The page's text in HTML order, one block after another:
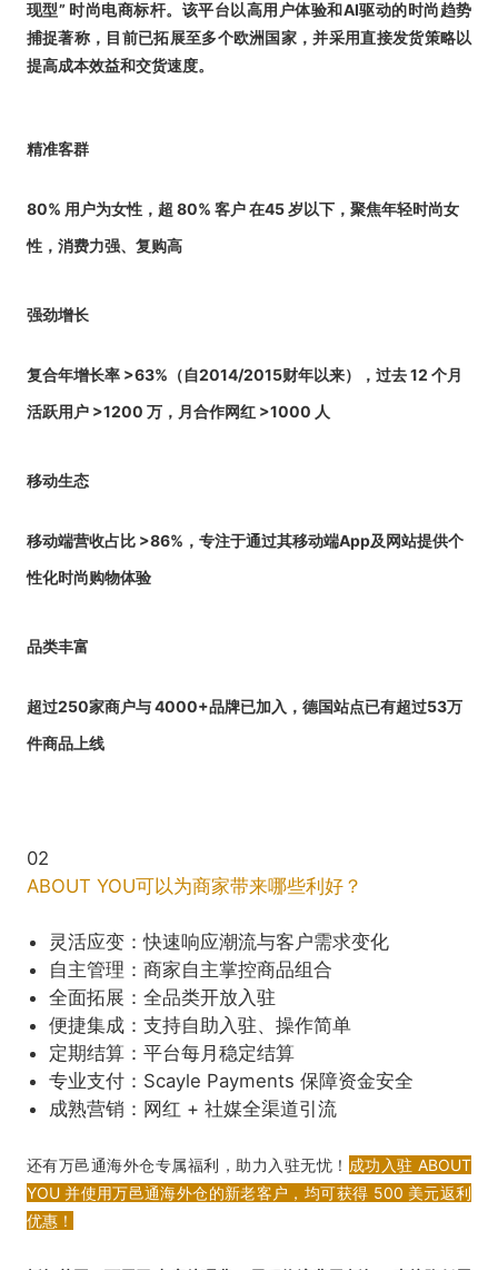
现型” 时尚电商标杆。该平台以高用户体验和AI驱动的时尚趋势
捕捉著称，目前已拓展至多个欧洲国家，并采用直接发货策略以
提高成本效益和交货速度。
精准客群
80% 用户为女性，超 80% 客户 在45 岁以下，聚焦年轻时尚女
性，消费力强、复购高
强劲增长
复合年增长率 >63%（自2014/2015财年以来），过去 12 个月
活跃用户 >1200 万，月合作网红 >1000 人
移动生态
移动端营收占比 >86%，专注于通过其移动端App及网站提供个
性化时尚购物体验
品类丰富
超过250家商户与 4000+品牌已加入，德国站点已有超过53万
件商品上线
02
ABOUT YOU可以为商家带来哪些利好？
灵活应变：快速响应潮流与客户需求变化
自主管理：商家自主掌控商品组合
全面拓展：全品类开放入驻
便捷集成：支持自助入驻、操作简单
定期结算：平台每月稳定结算
专业支付：Scayle Payments 保障资金安全
成熟营销：网红 + 社媒全渠道引流
还有万邑通海外仓专属福利，助力入驻无忧！ 成功入驻 ABOUT
YOU 并使用万邑通海外仓的新老客户，均可获得 500 美元返利
优惠！